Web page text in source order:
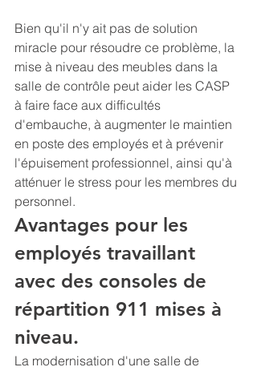
Bien qu'il n'y ait pas de solution
miracle pour résoudre ce problème, la
mise à niveau des meubles dans la
salle de contrôle peut aider les CASP
à faire face aux difficultés
d'embauche, à augmenter le maintien
en poste des employés et à prévenir
l'épuisement professionnel, ainsi qu'à
atténuer le stress pour les membres du
personnel.
Avantages pour les
employés travaillant
avec des consoles de
répartition 911 mises à
niveau.
La modernisation d'une salle de